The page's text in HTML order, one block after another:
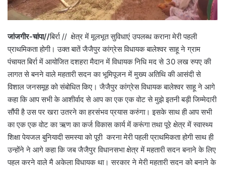
जांजगीर-चांपा//बिर्रा // क्षेत्र में मूलभूत सुविधाएं उपलब्ध कराना मेरी पहली
प्राथमिकता होगी। उक्त बातें जैजैपुर कांग्रेस विधायक बालेश्वर साहू ने ग्राम
पंचायत बिर्रा में आयोजित दशहरा मैदान में विधायक निधि मद से 30 लख रुपए की
लागत से बनने वाले महतारी सदन का भूमिपूजन में मुख्य अतिथि की आसंदी से
विशाल जनसमूह को संबोधित किए। जैजैपुर कांग्रेस विधायक बालेश्वर साहू ने आगे
कहा कि आप सभी के आशीर्वाद से आप का एक एक वोट से मुझे इतनी बड़ी जिम्मेदारी
सौंपी है उस पर खरा उतरने का हरसंभव प्रयास करुंगा। इसके साथ ही आप सभी
का एक एक वोट का ऋण का कर्ज विकास कार्य में करूंगा तथा पूरे क्षेत्र में स्वास्थ्य
शिक्षा पेयजल बुनियादी समस्या को पूरी करना मेरी पहली प्राथमिकता होगी साथ ही
उन्होंने ने आगे कहा कि जब जैजैपुर विधानसभा क्षेत्र में महतारी सदन बनाने के लिए
पहल करने वाले मै अकेला विधायक था। सरकार ने मेरी महतारी सदन को बनाने के